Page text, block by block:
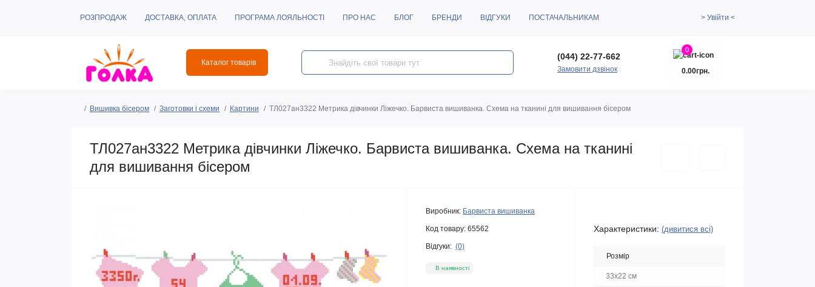
РОЗПРОДАЖ ДОСТАВКА, ОПЛАТА ПРОГРАМА ЛОЯЛЬНОСТІ ПРО НАС БЛОГ БРЕНДИ ВІДГУКИ ПОСТАЧАЛЬНИКАМ > Увійти <
Каталог товарів
(044) 22-77-662
Замовити дзвінок
0
0.00грн.
Вишивка бісером Заготовки і схеми Картини ТЛ027ан3322 Метрика дівчинки Ліжечко. Барвиста вишиванка. Схема на тканині для вишивання бісером
ТЛ027ан3322 Метрика дівчинки Ліжечко. Барвиста вишиванка. Схема на тканині
для вишивання бісером
Виробник: Барвиста вишиванка
Код товару: 65562
Відгуки: (0)
В наявності
Характеристики: (дивитися всі)
Розмір
33х22 см